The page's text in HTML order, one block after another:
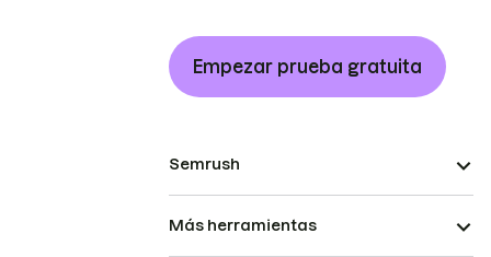
Empezar prueba gratuita
Semrush
Más herramientas